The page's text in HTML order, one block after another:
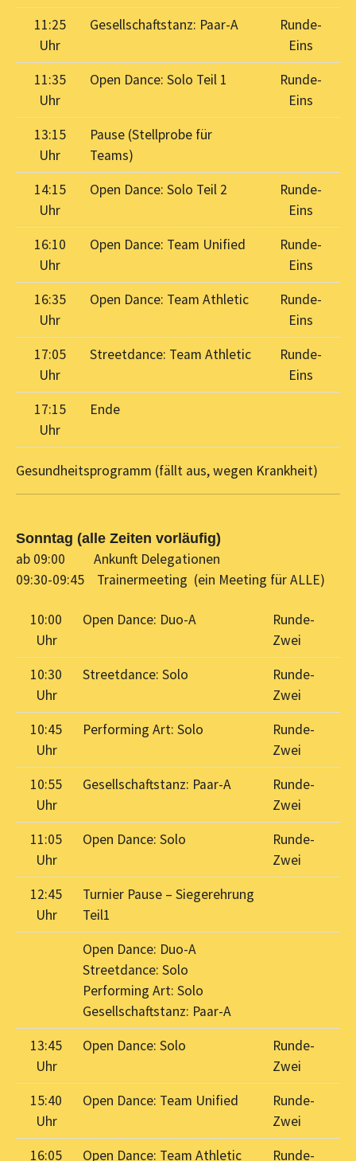
11:25
Uhr
Gesellschaftstanz: Paar-A
Runde-
Eins
11:35
Uhr
Open Dance: Solo Teil 1
Runde-
Eins
13:15
Uhr
Pause (Stellprobe für
Teams)
14:15
Uhr
Open Dance: Solo Teil 2
Runde-
Eins
16:10
Uhr
Open Dance: Team Unified
Runde-
Eins
16:35
Uhr
Open Dance: Team Athletic
Runde-
Eins
17:05
Uhr
Streetdance: Team Athletic
Runde-
Eins
17:15
Uhr
Ende
Gesundheitsprogramm (fällt aus, wegen Krankheit)
Sonntag (alle Zeiten vorläufig)
ab 09:00 Ankunft Delegationen
09:30-09:45 Trainermeeting (ein Meeting für ALLE)
10:00
Uhr
Open Dance: Duo-A
Runde-
Zwei
10:30
Uhr
Streetdance: Solo
Runde-
Zwei
10:45
Uhr
Performing Art: Solo
Runde-
Zwei
10:55
Uhr
Gesellschaftstanz: Paar-A
Runde-
Zwei
11:05
Uhr
Open Dance: Solo
Runde-
Zwei
12:45
Uhr
Turnier Pause – Siegerehrung
Teil1
Open Dance: Duo-A
Streetdance: Solo
Performing Art: Solo
Gesellschaftstanz: Paar-A
13:45
Uhr
Open Dance: Solo
Runde-
Zwei
15:40
Uhr
Open Dance: Team Unified
Runde-
Zwei
16:05
Open Dance: Team Athletic Runde-